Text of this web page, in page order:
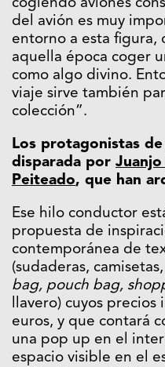
cogiendo aviones
del avión es muy
entorno a esta figura,
aquella época coger
como algo divino.
viaje sirve también
colección”.
Los protagonistas de
disparada por
Peiteado, que han
Ese hilo conductor
propuesta de
contemporánea de
(sudaderas,
bag, pouch bag,
llavero) cuyos precios
euros, y que contará
una pop up en el
espacio visible en el